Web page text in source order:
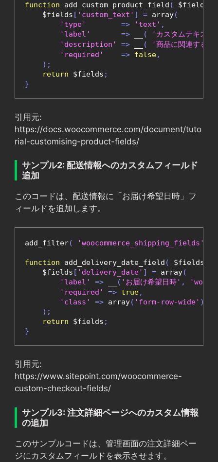
function add_custom_product_field ( $fields
    $fields
[ 'custom_text' ] = array(
'type'
=> 'text' ,
'label'
=> (
'カスタムテキス
'description'
=> (
'商品に関連するカ
'required'
=> false,
);
return $fields ;
}
引用元:
https://docs.woocommerce.com/document/tuto
rial-customising-product-fields/
サンプル2: 配送情報へのカスタムフィールド
追加
このコードは、配送情報に「お届け希望日時」フ
ィールドを追加します。
add_filter( 'woocommerce_shipping_fields'
function add_delivery_date_field ( $fields
    $fields
[ 'delivery_date' ] = array(
'label'
=> ( 'お届け希望日時' ,
'required'
=> true,
'class'
=> array( 'form-row-wide' ),
);
return $fields ;
}
引用元:
https://www.sitepoint.com/woocommerce-
custom-checkout-fields/
サンプル3: 注文詳細ページへのカスタム情報
の追加
このサンプルコードは、管理画面の注文詳細ペー
ジにカスタムフィールドを表示させます。